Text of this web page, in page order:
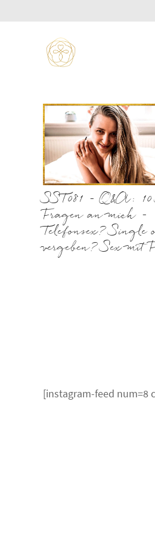
SST081 – Q&A:
Fragen an mich –
Telefonsex? Single
vergeben? Sex mit
[instagram-feed num=8